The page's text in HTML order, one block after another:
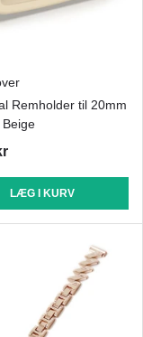
Remholder til 20mm
LÆG I KURV